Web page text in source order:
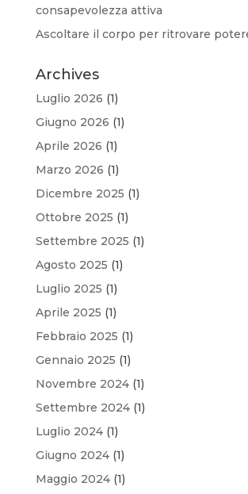
consapevolezza attiva
Ascoltare il corpo per ritrovare
Archives
Luglio 2026 (1)
Giugno 2026 (1)
Aprile 2026 (1)
Marzo 2026 (1)
Dicembre 2025 (1)
Ottobre 2025 (1)
Settembre 2025 (1)
Agosto 2025 (1)
Luglio 2025 (1)
Aprile 2025 (1)
Febbraio 2025 (1)
Gennaio 2025 (1)
Novembre 2024(1)
Settembre 2024(1)
Luglio 2024(1)
Giugno 2024(1)
Maggio 2024(1)